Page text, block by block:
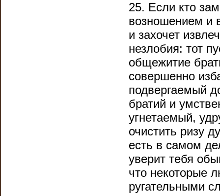
25. Если кто
возношением и
и захочет
незлобия: тот
общежитие
совершенно
подвергаемый
братий и
угнетаемый,
очистить ризу
есть в самом
уверит тебя
что некоторые
ругательными